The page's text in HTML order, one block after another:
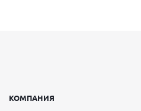
КОМПАНИЯ